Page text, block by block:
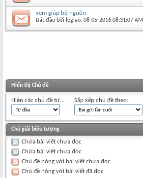
xem giúp bộ nguồn
Bắt đầu bởi legiao‎, 08-05-2016 08:31:07 AM
Hiển thị Chủ đề
Hiện các chủ đề từ... Sắp xếp chủ đề theo:
Chú giải biểu tượng
Chứa bài viết chưa đọc
Chứa bài viết chưa đọc
Chủ đề nóng với bài viết chưa đọc
Chủ đề nóng với bài viết đã đọc